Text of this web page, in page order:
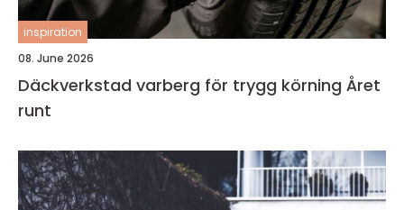
inspiration
08. June 2026
Däckverkstad varberg för trygg körning Året
runt